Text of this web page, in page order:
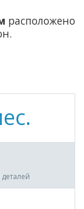
расположено